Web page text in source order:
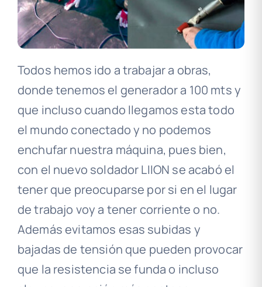
Todos hemos ido a trabajar a obras,
donde tenemos el generador a 100 mts y
que incluso cuando llegamos esta todo
el mundo conectado y no podemos
enchufar nuestra máquina, pues bien,
con el nuevo soldador LIION se acabó el
tener que preocuparse por si en el lugar
de trabajo voy a tener corriente o no.
Además evitamos esas subidas y
bajadas de tensión que pueden provocar
que la resistencia se funda o incluso